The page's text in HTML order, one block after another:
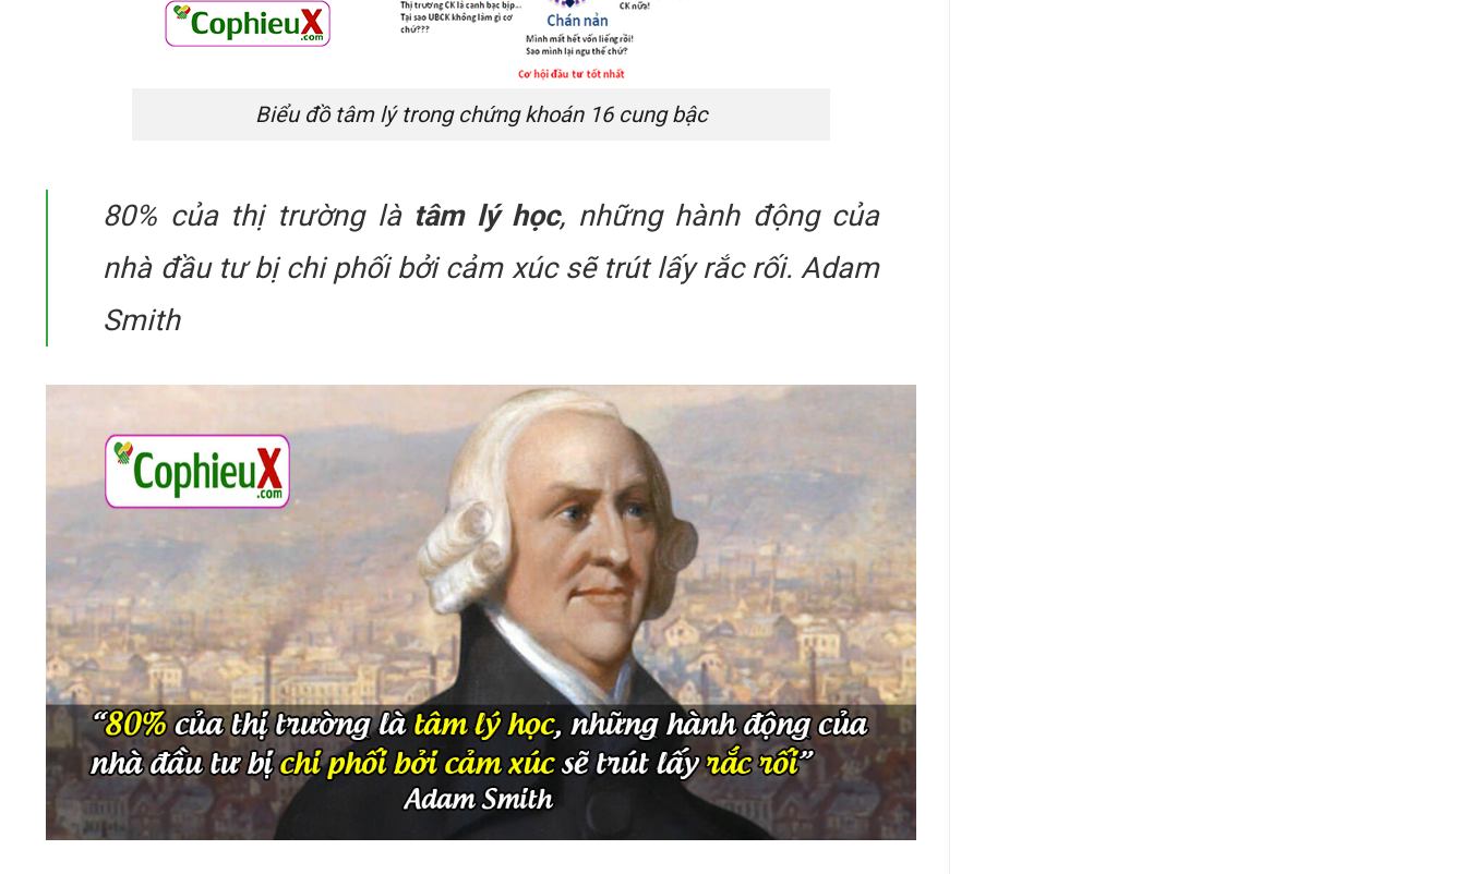
Biểu đồ tâm lý trong chứng khoán 16 cung bậc
80% của thị trường là tâm lý học, những hành động của
nhà đầu tư bị chi phối bởi cảm xúc sẽ trút lấy rắc rối. Adam
Smith